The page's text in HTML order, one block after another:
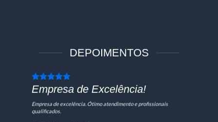
DEPOIMENTOS
Empresa de Excelência!
Empresa de excelência. Ótimo atendimento e profissionais
qualificados.